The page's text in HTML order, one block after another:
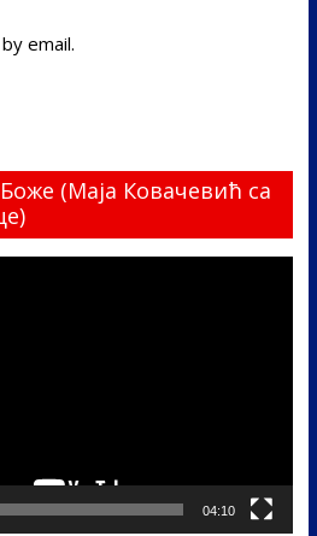
email.
(Маја Ковачевић са
04:10